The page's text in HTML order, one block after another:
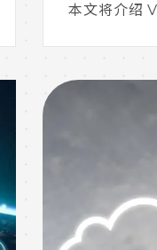
本文将介绍